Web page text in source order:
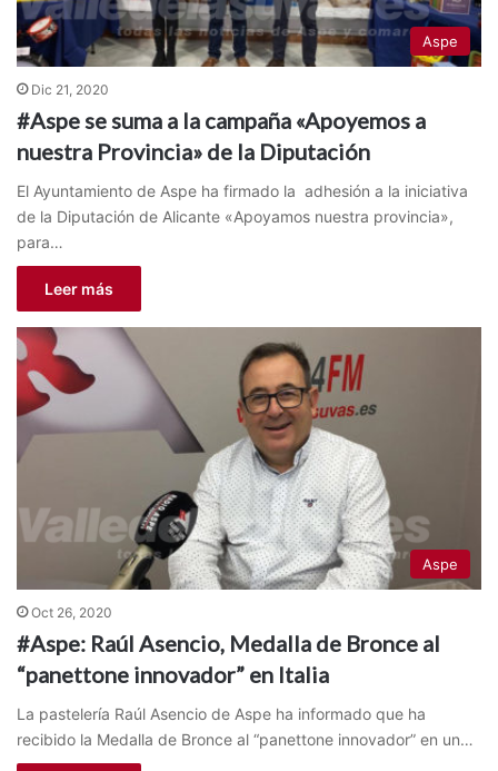
Aspe
Dic 21, 2020
#Aspe se suma a la campaña «Apoyemos a
nuestra Provincia» de la Diputación
El Ayuntamiento de Aspe ha firmado la adhesión a la iniciativa
de la Diputación de Alicante «Apoyamos nuestra provincia»,
para…
Leer más
Aspe
Oct 26, 2020
#Aspe: Raúl Asencio, Medalla de Bronce al
“panettone innovador” en Italia
La pastelería Raúl Asencio de Aspe ha informado que ha
recibido la Medalla de Bronce al “panettone innovador” en un…